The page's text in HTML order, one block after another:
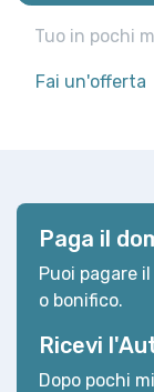
Tuo in pochi
Fai un'offerta
Paga il
Puoi pagare
o bonifico.
Ricevi
Dopo pochi